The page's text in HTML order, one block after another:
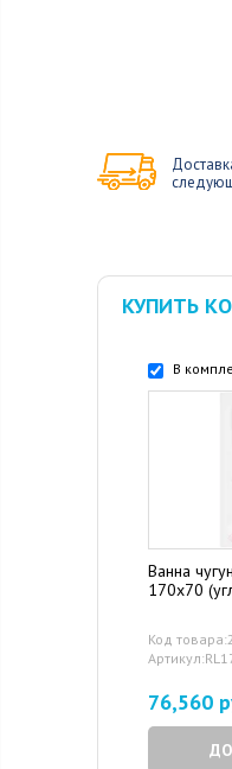
КУПИТЬ
В
Ванна
170x70
Код
76,560